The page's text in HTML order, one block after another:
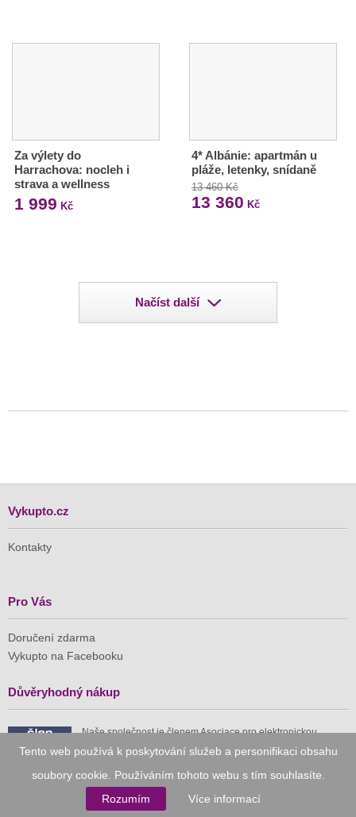
Tento web používá k poskytování služeb a personifikaci obsahu
soubory cookie. Používáním tohoto webu s tím souhlasíte.
Rozumím
Více informací
Za výlety do
Harrachova: nocleh i
strava a wellness
1 999 Kč
4* Albánie: apartmán u
pláže, letenky, snídaně
13 460 Kč
13 360 Kč
Načíst další
Vykupto.cz
Kontakty
Pro Vás
Doručení zdarma
Vykupto na Facebooku
Důvěryhodný nákup
Naše společnost je členem Asociace pro elektronickou